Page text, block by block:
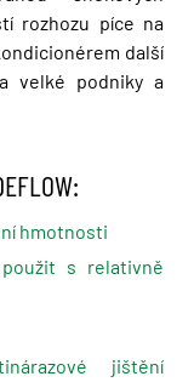
rozhozu píce na
další
velké podniky a
hmotnosti
s relativně
jištění